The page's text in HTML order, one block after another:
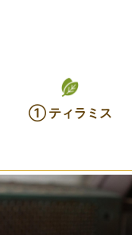
① ティラミス